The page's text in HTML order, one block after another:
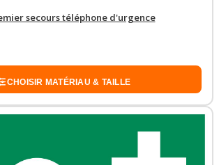
secours téléphone d'urgence
CHOISIR MATÉRIAU & TAILLE